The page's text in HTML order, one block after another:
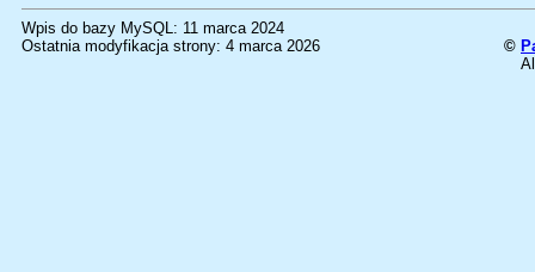
Wpis do bazy MySQL: 11 marca 2024
Ostatnia modyfikacja strony: 4 marca 2026
©